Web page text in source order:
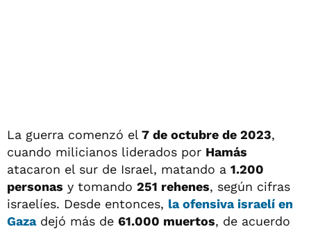
La guerra comenzó el 7 de octubre de 2023,
cuando milicianos liderados por Hamás
atacaron el sur de Israel, matando a 1.200
personas y tomando 251 rehenes, según cifras
israelíes. Desde entonces, la ofensiva israelí en
Gazadejó más de 61.000 muertos, de acuerdo